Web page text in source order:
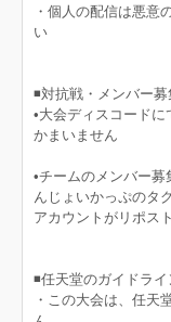
・個人の配信は悪意
い
◾️対抗戦・メンバー
•大会ディスコード
かまいません
•チームのメンバー募
んじょいかっぷのタ
アカウントがリポス
◾️任天堂のガイドラ
・この大会は、任天